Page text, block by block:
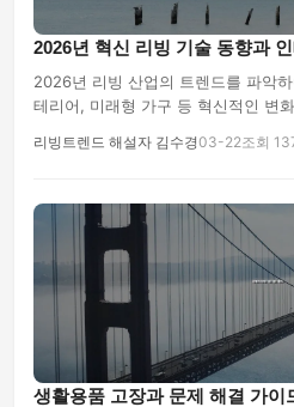
2026년 혁신 리빙 기술 동향과
2026년 리빙 산업의 트렌드를 파악
테리어, 미래형 가구 등 혁신적인 변
리빙트렌드 해설자 김수경03-22조회
생활용품 고장과 문제 해결 가이